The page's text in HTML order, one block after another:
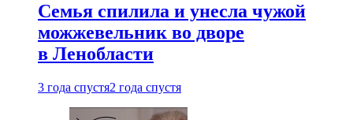
Семья спилила и унесла чужой
можжевельник во дворе
в Ленобласти
3 года спустя2 года спустя